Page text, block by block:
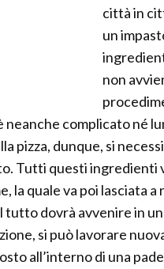
città in
un
non
neanche complicato né
pizza, dunque, si
Tutti questi ingredienti
la quale va poi lasciata
dovrà avvenire in
si può lavorare
all’interno di una